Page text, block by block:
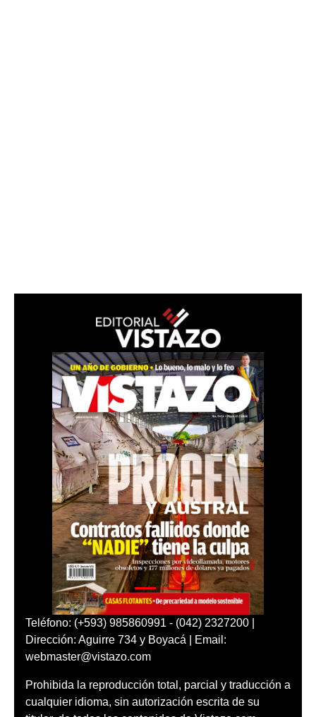
Teléfono: (+593) 985860991 - (042) 2327200 |
Dirección: Aguirre 734 y Boyacá | Email:
webmaster@vistazo.com
Prohibida la reproducción total, parcial y traducción a
cualquier idioma, sin autorización escrita de su